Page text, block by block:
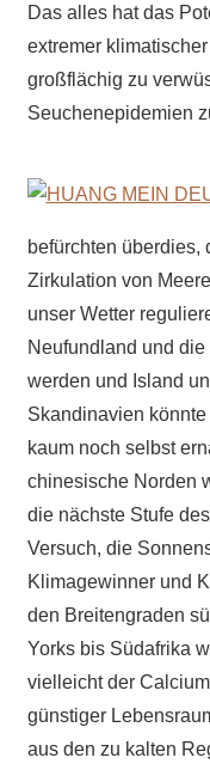
Das alles hat das
extremer
großflächig zu
Seuchenepidemien
befürchten überdies,
Zirkulation von
unser Wetter
Neufundland und
werden und Island
Skandinavien
kaum noch selbst
chinesische Norden
die nächste Stufe
Versuch, die
Klimagewinner und
den Breitengraden
Yorks bis Südafrika
vielleicht der
günstiger
aus den zu kalten